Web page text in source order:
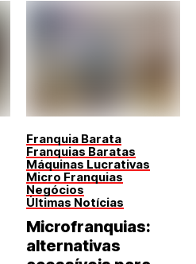
Franquia Barata
Franquias Baratas
Máquinas Lucrativas
Micro Franquias
Negócios
Últimas Notícias
Microfranquias:
alternativas